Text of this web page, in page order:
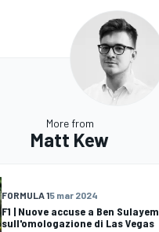
More from
Matt Kew
FORMULA 15 mar 2024
F1 | Nuove accuse a Ben Sulayem
sull'omologazione di Las Vegas